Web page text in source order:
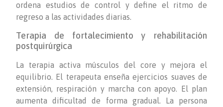
ordena estudios de control y define el ritmo de
regreso a las actividades diarias.
Terapia de fortalecimiento y rehabilitación
postquirúrgica
La terapia activa músculos del core y mejora el
equilibrio. El terapeuta enseña ejercicios suaves de
extensión, respiración y marcha con apoyo. El plan
aumenta dificultad de forma gradual. La persona